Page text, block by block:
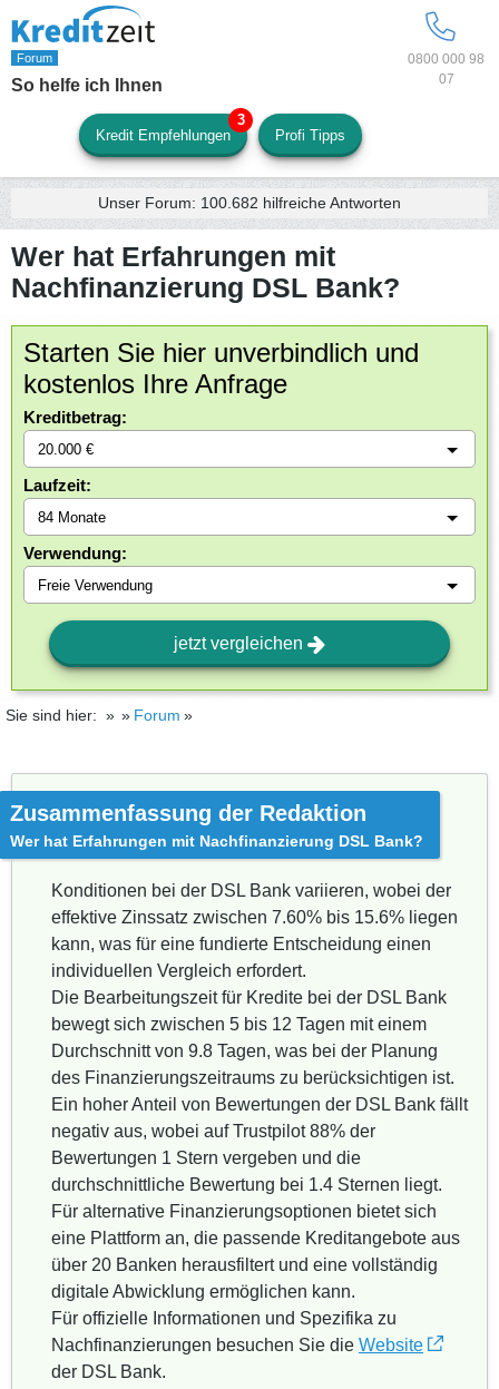
0800 000 98
07
So helfe ich Ihnen
Kredit Empfehlungen Profi Tipps
Unser Forum: 100.682 hilfreiche Antworten
Wer hat Erfahrungen mit
Nachfinanzierung DSL Bank?
Starten Sie hier unverbindlich und
kostenlos Ihre Anfrage
Kreditbetrag:
Laufzeit:
Verwendung:
jetzt vergleichen
Sie sind hier: Forum
Zusammenfassung der Redaktion
Wer hat Erfahrungen mit Nachfinanzierung DSL Bank?
Konditionen bei der DSL Bank variieren, wobei der
effektive Zinssatz zwischen 7.60% bis 15.6% liegen
kann, was für eine fundierte Entscheidung einen
individuellen Vergleich erfordert.
Die Bearbeitungszeit für Kredite bei der DSL Bank
bewegt sich zwischen 5 bis 12 Tagen mit einem
Durchschnitt von 9.8 Tagen, was bei der Planung
des Finanzierungszeitraums zu berücksichtigen ist.
Ein hoher Anteil von Bewertungen der DSL Bank fällt
negativ aus, wobei auf Trustpilot 88% der
Bewertungen 1 Stern vergeben und die
durchschnittliche Bewertung bei 1.4 Sternen liegt.
Für alternative Finanzierungsoptionen bietet sich
eine Plattform an, die passende Kreditangebote aus
über 20 Banken herausfiltert und eine vollständig
digitale Abwicklung ermöglichen kann.
Für offizielle Informationen und Spezifika zu
Nachfinanzierungen besuchen Sie die Website
der DSL Bank.